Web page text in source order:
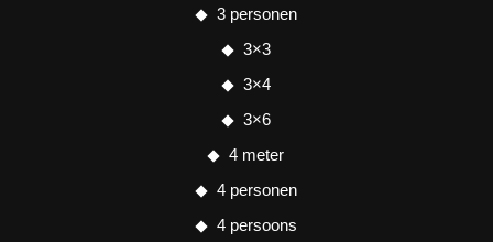
3 personen
3×3
3×4
3×6
4 meter
4 personen
4 persoons